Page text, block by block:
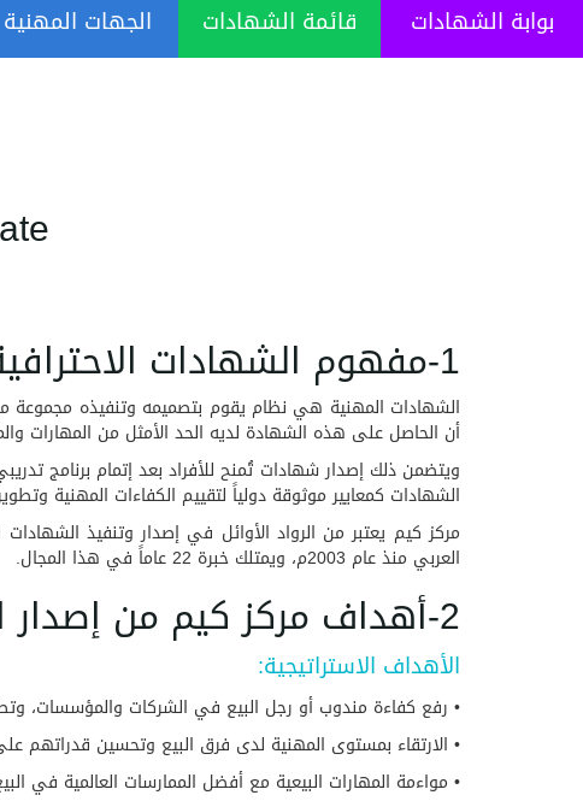
بوابة الشهادات قائمة الشهادات الجهات المهنية
1-مفهوم الشهادات الاحترافية المعتمدة :
الشهادات المهنية هي نظام يقوم بتصميمه وتنفيذه مجموعة
أن الحاصل على هذه الشهادة لديه الحد الأمثل من المهارات
ويتضمن ذلك إصدار شهادات تُمنح للأفراد بعد إتمام برنامج
الشهادات كمعايير موثوقة دولياً لتقييم الكفاءات المهنية
مركز كيم يعتبر من الرواد الأوائل في إصدار وتنفيذ
العربي منذ عام 2003م، ويمتلك خبرة 22 عاماً في هذا المجال.
2-أهداف مركز كيم من إصدار الشهادة
الأهداف الاستراتيجية:
• رفع كفاءة مندوب أو رجل البيع في الشركات والمؤسسات،
• الارتقاء بمستوى المهنية لدى فرق البيع وتحسين قدراتهم
• مواءمة المهارات البيعية مع أفضل الممارسات العالمية في